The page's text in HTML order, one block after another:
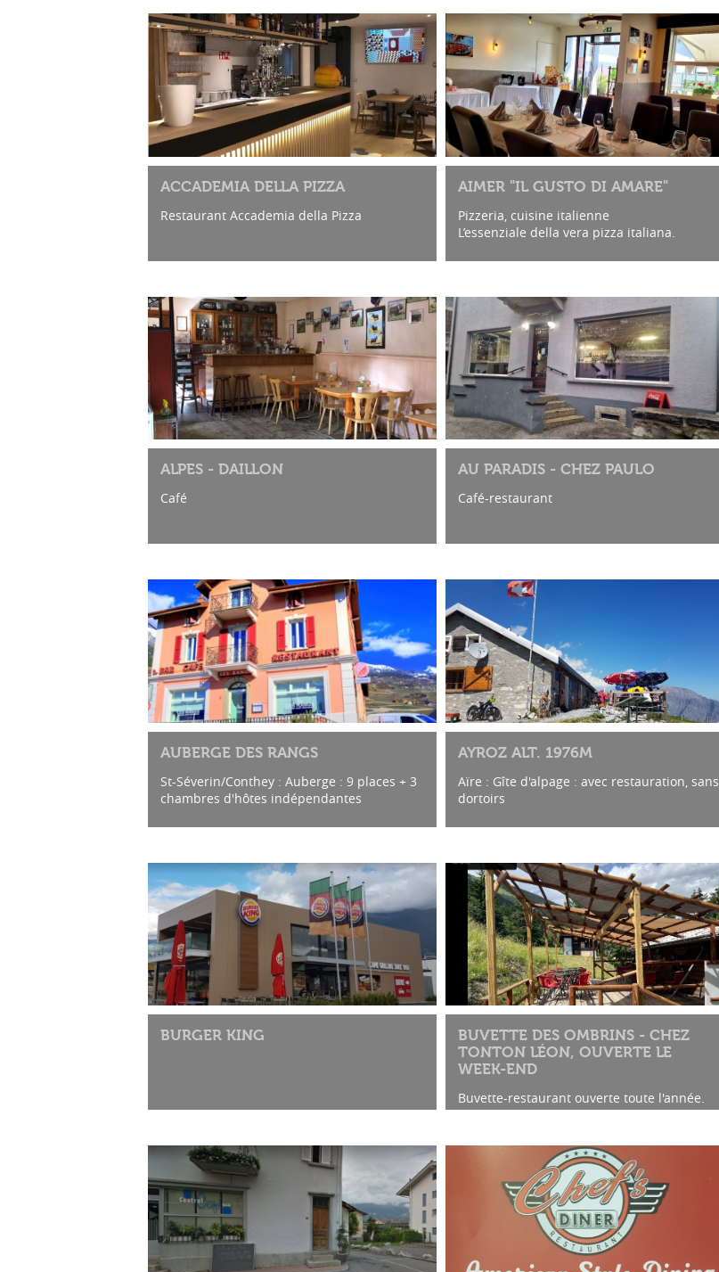
ACCADEMIA DELLA PIZZA
Restaurant Accademia della Pizza
AIMER "IL GUSTO DI AMARE"
Pizzeria, cuisine italienne
L’essenziale della vera pizza italiana.
ALPES - DAILLON
Café
AU PARADIS - CHEZ PAULO
Café-restaurant
AUBERGE DES RANGS
St-Séverin/Conthey : Auberge : 9 places + 3
chambres d'hôtes indépendantes
Horaires : Mardi à samedi : 17h00 - 23h00
AYROZ ALT. 1976M
Aïre : Gîte d'alpage : avec restauration, sans
dortoirs
Ouvert de 09h00 à 21h00 du lundi au
Dimanche...
BURGER KING
BUVETTE DES OMBRINS - CHEZ
TONTON LÉON, OUVERTE LE
WEEK-END
Buvette-restaurant ouverte toute l'année.
Terrasse ombragée à l'arrière et devant
Grand choix de burgers et spécialités.